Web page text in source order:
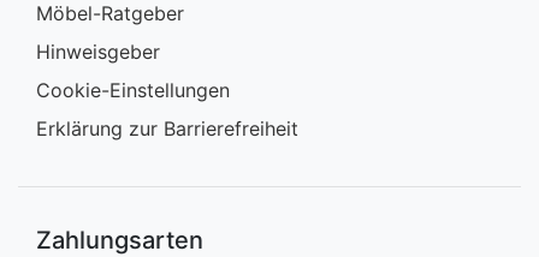
Möbel-Ratgeber
Hinweisgeber
Cookie-Einstellungen
Erklärung zur Barrierefreiheit
Zahlungsarten